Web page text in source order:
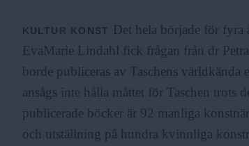
KULTUR KONST
Det hela började för fyra
EvaMarie Lindahl fick frågan från dr
borde publiceras av Taschens
ansågs inte hålla måttet för Taschen trots
publicerade böcker är 92 manliga
och utställning på hundra kvinnliga